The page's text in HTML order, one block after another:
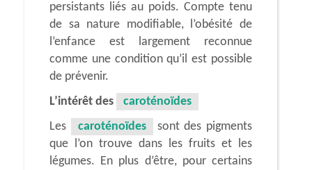
persistants liés au poids. Compte tenu
de sa nature modifiable, l’obésité de
l’enfance est largement reconnue
comme une condition qu’il est possible
de prévenir.
L’intérêt des
caroténoïdes
Les
caroténoïdes
sont des pigments
que l’on trouve dans les fruits et les
légumes. En plus d’être, pour certains